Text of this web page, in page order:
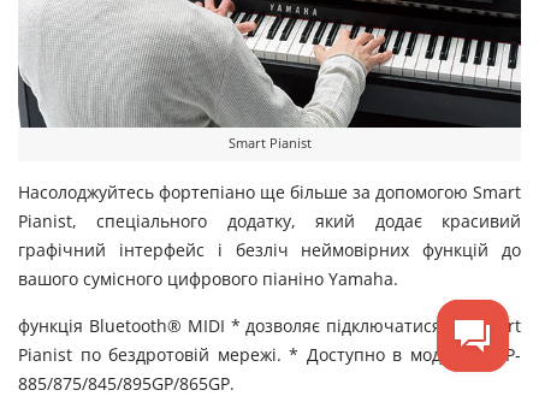
Smart Pianist
Насолоджуйтесь фортепіано ще більше за допомогою Smart
Pianist, спеціального додатку, який додає красивий
графічний інтерфейс і безліч неймовірних функцій до
вашого сумісного цифрового піаніно Yamaha.
функція Bluetooth® MIDI * дозволяє підключатися до Smart
Pianist по бездротовій мережі. * Доступно в моделях CLP-
885/875/845/895GP/865GP.